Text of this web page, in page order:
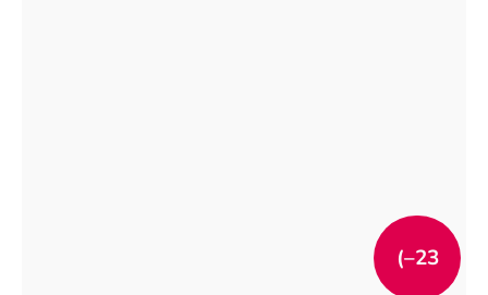
(–23